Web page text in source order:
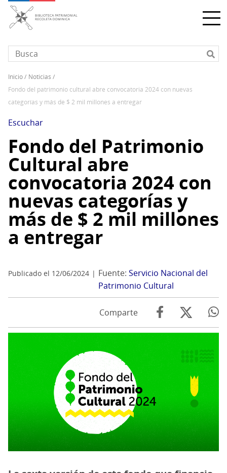
Pasar
contenido
principal
Sobrescribir
enlaces
de
ayuda
a
la
navegación
inicio
noticias
fondo del patrimonio cultural abre convocatoria 2024 con nuevas
categorías y más de $ 2 mil millones a entregar
Escuchar
Fondo del Patrimonio
Cultural abre
convocatoria 2024 con
nuevas categorías y
más de $ 2 mil millones
a entregar
Publicado el 12/06/2024 Fuente: Servicio Nacional del
Patrimonio Cultural
Comparte